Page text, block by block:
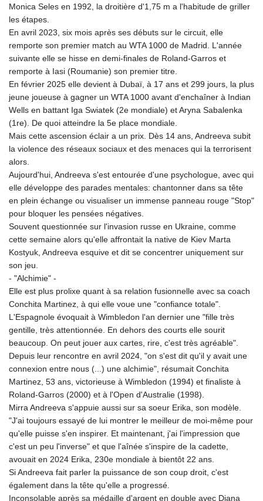
IRR
ISK 142.598215
JEP 0.857252
JMD 183.057725
JPY 182.445186
KES 149.158147
KGS 101.104505
4681.941823
KMF 492.514185
1627.677557
KWD 0.356853
KYD 0.960588
LAK
26025.676609
LBP
LRD 208.057415
LSL 18.726567
LTL 3.413768
LVL 0.699335
LYD 7.331909
MAD 10.743067
MDL 20.044751
MGA
4918.938878
MKD 61.524236
MMK
2427.363841
MNT
4157.293457
MOP 9.314584
Monica Seles en 1992, la droitière d'1,75 m a l'habitude de griller
les étapes.
En avril 2023, six mois après ses débuts sur le circuit, elle
remporte son premier match au WTA 1000 de Madrid. L'année
suivante elle se hisse en demi-finales de Roland-Garros et
remporte à Iasi (Roumanie) son premier titre.
En février 2025 elle devient à Dubaï, à 17 ans et 299 jours, la plus
jeune joueuse à gagner un WTA 1000 avant d'enchaîner à Indian
Wells en battant Iga Swiatek (2e mondiale) et Aryna Sabalenka
(1re). De quoi atteindre la 5e place mondiale.
Mais cette ascension éclair a un prix. Dès 14 ans, Andreeva subit
la violence des réseaux sociaux et des menaces qui la terrorisent
alors.
Aujourd'hui, Andreeva s'est entourée d'une psychologue, avec qui
elle développe des parades mentales: chantonner dans sa tête
en plein échange ou visualiser un immense panneau rouge "Stop"
pour bloquer les pensées négatives.
Souvent questionnée sur l'invasion russe en Ukraine, comme
cette semaine alors qu'elle affrontait la native de Kiev Marta
Kostyuk, Andreeva esquive et dit se concentrer uniquement sur
son jeu.
- "Alchimie" -
Elle est plus prolixe quant à sa relation fusionnelle avec sa coach
Conchita Martinez, à qui elle voue une "confiance totale".
L'Espagnole évoquait à Wimbledon l'an dernier une "fille très
gentille, très attentionnée. En dehors des courts elle sourit
beaucoup. On peut jouer aux cartes, rire, c'est très agréable".
Depuis leur rencontre en avril 2024, "on s'est dit qu'il y avait une
connexion entre nous (...) une alchimie", résumait Conchita
Martinez, 53 ans, victorieuse à Wimbledon (1994) et finaliste à
Roland-Garros (2000) et à l'Open d'Australie (1998).
Mirra Andreeva s'appuie aussi sur sa soeur Erika, son modèle.
"J'ai toujours essayé de lui montrer le meilleur de moi-même pour
qu'elle puisse s'en inspirer. Et maintenant, j'ai l'impression que
c'est un peu l'inverse" et que l'aînée s'inspire de la cadette,
avouait en 2024 Erika, 230e mondiale à bientôt 22 ans.
Si Andreeva fait parler la puissance de son coup droit, c'est
également dans la tête qu'elle a progressé.
Inconsolable après sa médaille d'argent en double avec Diana